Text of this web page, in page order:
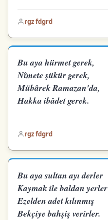
rgz fdgrd
Bu aya hürmet gerek,
Nîmete şükür gerek,
Mübârek Ramazan'da,
Hakka ibâdet gerek.
rgz fdgrd
Bu aya sultan ayı derler
Kaymak ile baldan yerler
Ezelden adet kılınmış
Bekçiye bahşiş verirler.